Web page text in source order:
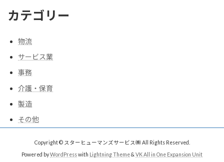
カテゴリー
物流
サービス業
事務
介護・保育
製造
その他
Copyright © スターヒューマンズサービス㈱ All Rights Reserved.
Powered byWordPresswith Lightning Theme& VK All in One Expansion Unit